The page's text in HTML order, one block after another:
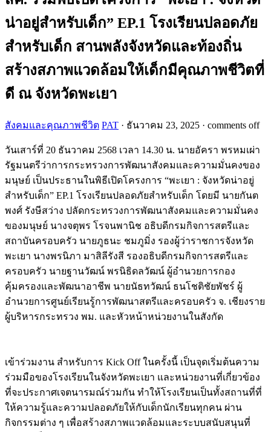
น่าอยู่สำหรับเด็ก” EP.1 โรงเรียนปลอดภัย
สำหรับเด็ก สานพลังจังหวัดและท้องถิ่น
สร้างสภาพแวดล้อมให้เด็กมีคุณภาพชีวิตที่
ดี ณ จังหวัดพะเยา
สังคมและคุณภาพชีวิต PAT · ธันวาคม 23, 2025 · comments off
วันเสาร์ที่ 20 ธันวาคม 2568 เวลา 14.30 น. นายอัครา พรหมเผ่า
รัฐมนตรีว่าการกระทรวงการพัฒนาสังคมและความมั่นคงของ
มนุษย์ เป็นประธานในพิธีเปิดโครงการ “พะเยา : จังหวัดน่าอยู่
สำหรับเด็ก” EP.1 โรงเรียนปลอดภัยสำหรับเด็ก โดยมี นายกันต
พงศ์ รังษีสว่าง ปลัดกระทรวงการพัฒนาสังคมและความมั่นคง
ของมนุษย์ นางจตุพร โรจนพานิช อธิบดีกรมกิจการสตรีและ
สถาบันครอบครัว นายภูธนะ ชมภูมิ่ง รองผู้ว่าราชการจังหวัด
พะเยา นางพรนิภา มาสิลีรังสี รองอธิบดีกรมกิจการสตรีและ
ครอบครัว นายฐานวัฒน์ พรนิธิดลวัฒน์ ผู้อำนวยการกอง
คุ้มครองและพัฒนาอาชีพ นายนัธทวัฒน์ ธนโชติชัยพัชร์ ผู้
อำนวยการศูนย์เรียนรู้การพัฒนาสตรีและครอบครัว จ. เชียงราย
ผู้บริหารกระทรวง พม. และหัวหน้าหน่วยงานในสังกัด
เข้าร่วมงาน สำหรับการ Kick Off ในครั้งนี้ เป็นจุดเริ่มต้นความ
ร่วมมือของโรงเรียนในจังหวัดพะเยา และหน่วยงานที่เกี่ยวข้อง
ที่จะประกาศเจตนารมณ์ร่วมกัน ทำให้โรงเรียนเป็นทั้งสถานที่ที่
ให้ความรู้และความปลอดภัยให้กับเด็กนักเรียนทุกคน ผ่าน
กิจกรรมต่าง ๆ เพื่อสร้างสภาพแวดล้อมและระบบสนับสนุนที่